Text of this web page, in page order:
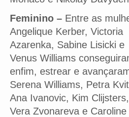
Feminino – Entre as
Angelique Kerber, Victoria
Azarenka, Sabine Lisicki e
Venus Williams
enfim, estrear e
Serena Williams, Petra
Ana Ivanovic, Kim Clijsters,
Vera Zvonareva e Caroline